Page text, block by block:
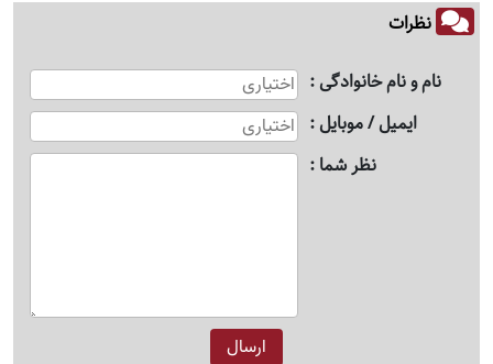
نظرات
نام و نام خانوادگی
ایمیل / موبایل
نظر شما